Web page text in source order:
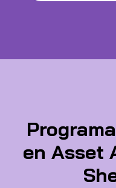
en Asset